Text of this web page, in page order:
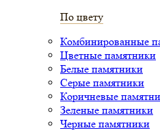
По цвету
Комбинированные
Цветные памятники
Белые памятники
Серые памятники
Коричневые
Зеленые памятники
Черные памятники